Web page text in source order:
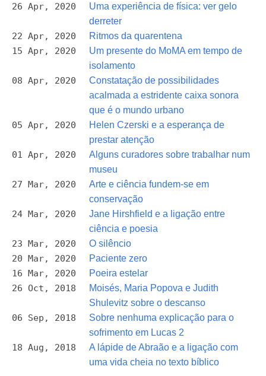
26 Apr, 2020
Uma experiência de física: ver gelo
derreter
22 Apr, 2020 Ritmos da quarentena
15 Apr, 2020
Um presente do MoMA em tempo de
isolamento
08 Apr, 2020
Constatação de possibilidades
acalmada a estridente caixa sonora
que é o mundo urbano
05 Apr, 2020
Helen Czerski e a esperança de
prestar atenção
01 Apr, 2020
Alguns curadores sobre trabalhar num
museu
27 Mar, 2020
Arte e ciência fundem-se em
conservação
24 Mar, 2020
Jane Hirshfield e a ligação entre
ciência e poesia
23 Mar, 2020 O silêncio
20 Mar, 2020 Paciente zero
16 Mar, 2020 Poeira estelar
26 Oct, 2018
Moisés, Maria Popova e Judith
Shulevitz sobre o descanso
06 Sep, 2018
Sobre nenhuma explicação para o
sofrimento em Lucas 2
18 Aug, 2018
A lápide de Abraão e a ligação com
uma vida cheia no texto bíblico